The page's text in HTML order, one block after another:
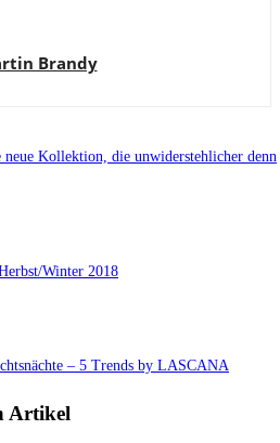
Brandy
Kollektion, die unwiderstehlicher denn
Winter 2018
– 5 Trends by LASCANA
Artikel